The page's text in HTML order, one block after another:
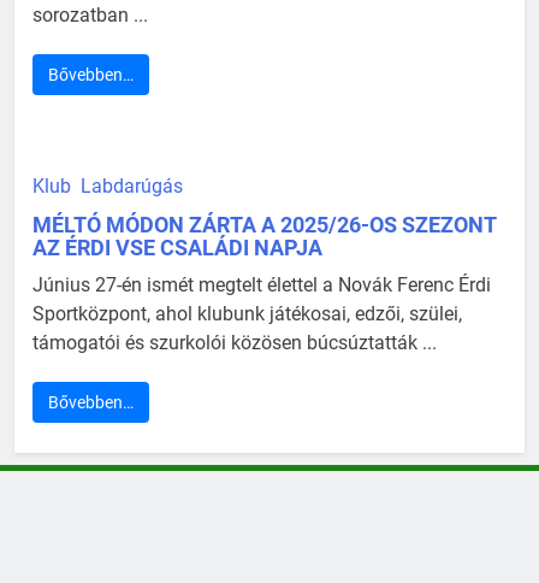
sorozatban ...
Bővebben…
Klub Labdarúgás
MÉLTÓ MÓDON ZÁRTA A 2025/26-OS SZEZONT
AZ ÉRDI VSE CSALÁDI NAPJA
Június 27-én ismét megtelt élettel a Novák Ferenc Érdi
Sportközpont, ahol klubunk játékosai, edzői, szülei,
támogatói és szurkolói közösen búcsúztatták ...
Bővebben…